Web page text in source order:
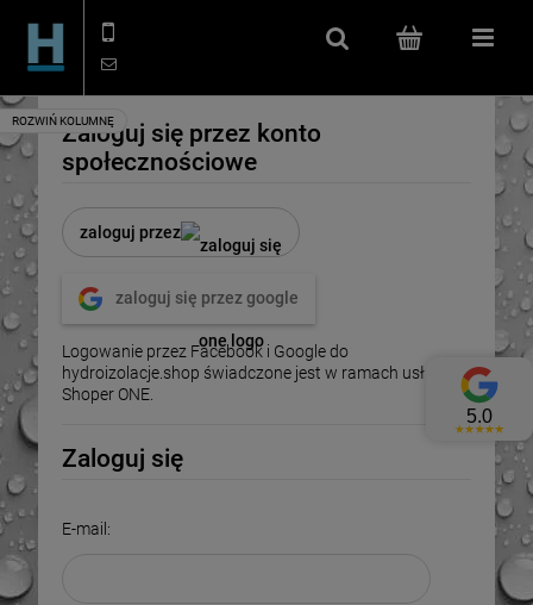
Zaloguj się przez konto
społecznościowe
zaloguj przez
zaloguj się przez google
Logowanie przez Facebook i Google do
hydroizolacje.shop świadczone jest w ramach usługi
Shoper ONE.
Zaloguj się
E-mail: